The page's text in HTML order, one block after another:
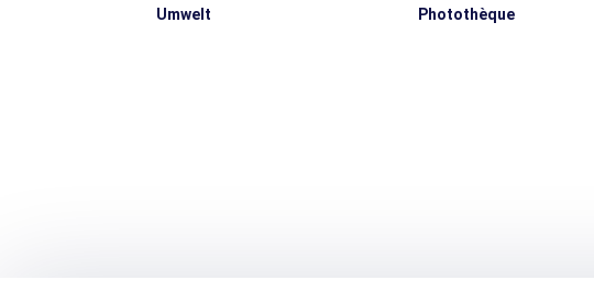
Umwelt Photothèque